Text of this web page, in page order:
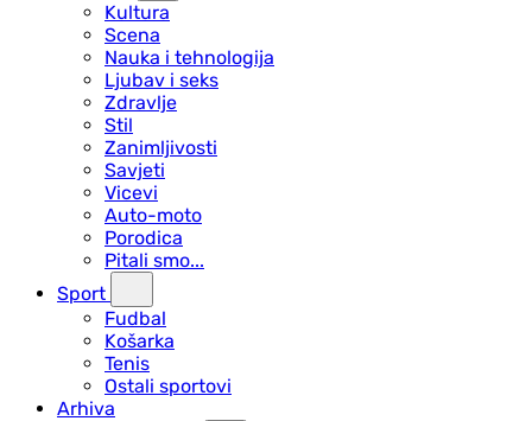
Kultura
Scena
Nauka i tehnologija
Ljubav i seks
Zdravlje
Stil
Zanimljivosti
Savjeti
Vicevi
Auto-moto
Porodica
Pitali smo...
Sport
Fudbal
Košarka
Tenis
Ostali sportovi
Arhiva